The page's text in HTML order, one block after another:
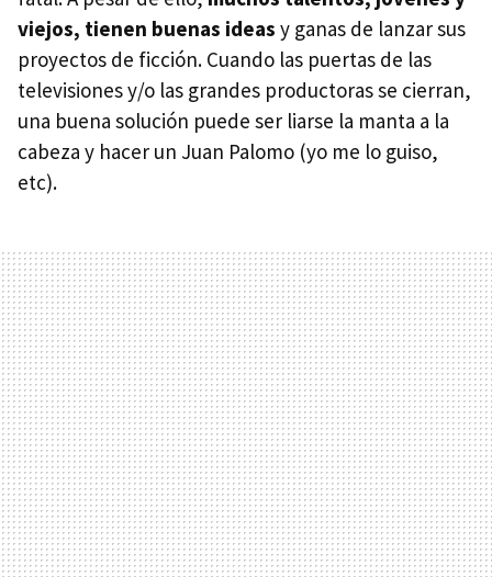
viejos, tienen buenas ideas y ganas de lanzar sus
proyectos de ficción. Cuando las puertas de las
televisiones y/o las grandes productoras se cierran,
una buena solución puede ser liarse la manta a la
cabeza y hacer un Juan Palomo (yo me lo guiso,
etc).